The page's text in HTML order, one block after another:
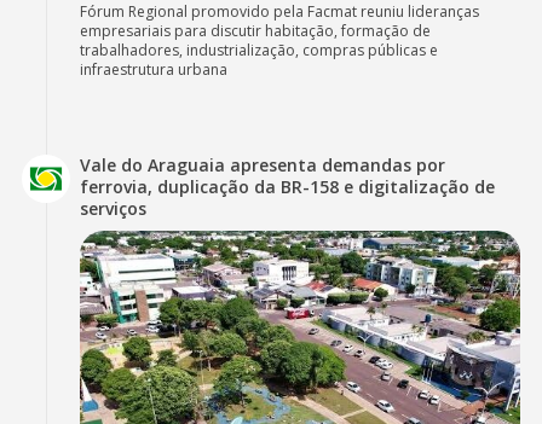
Fórum Regional promovido pela Facmat reuniu lideranças
empresariais para discutir habitação, formação de
trabalhadores, industrialização, compras públicas e
infraestrutura urbana
Vale do Araguaia apresenta demandas por
ferrovia, duplicação da BR-158 e digitalização de
serviços